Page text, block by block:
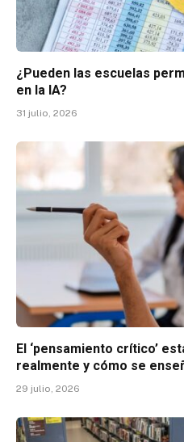
¿Pueden las escuelas
en la IA?
31 julio, 2026
El ‘pensamiento crítico’
realmente y cómo se
29 julio, 2026